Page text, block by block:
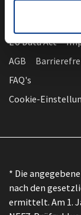
EU Data Act
AGB
FAQ's
Cookie-
* Die
nach den
ermittelt. Am 1.